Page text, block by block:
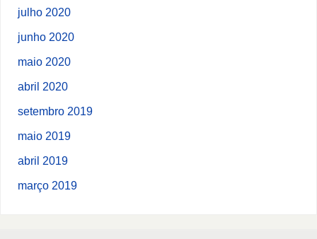
julho 2020
junho 2020
maio 2020
abril 2020
setembro 2019
maio 2019
abril 2019
março 2019